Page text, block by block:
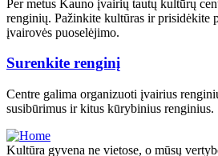
Per metus Kauno įvairių tautų kultūrų
renginių. Pažinkite kultūras ir prisidėkite
įvairovės puoselėjimo.
Surenkite renginį
Centre galima organizuoti įvairius
susibūrimus ir ​kitus kūrybinius renginius.
Kultūra gyvena ne vietose, o mūsų